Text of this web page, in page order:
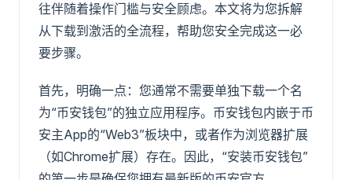
往伴随着操作门槛与安全顾虑。本文将为您拆解
从下载到激活的全流程，帮助您安全完成这一必
要步骤。
首先，明确一点：您通常不需要单独下载一个名
为“币安钱包”的独立应用程序。币安钱包内嵌于币
安主App的“Web3”板块中，或者作为浏览器扩展
（如Chrome扩展）存在。因此，“安装币安钱包”